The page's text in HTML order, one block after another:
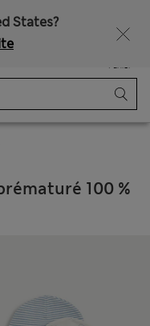
States?
Panier
100 %